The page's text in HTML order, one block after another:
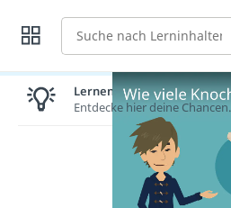
Suche
Lernen lohnt sich!
Entdecke hier deine Chancen.